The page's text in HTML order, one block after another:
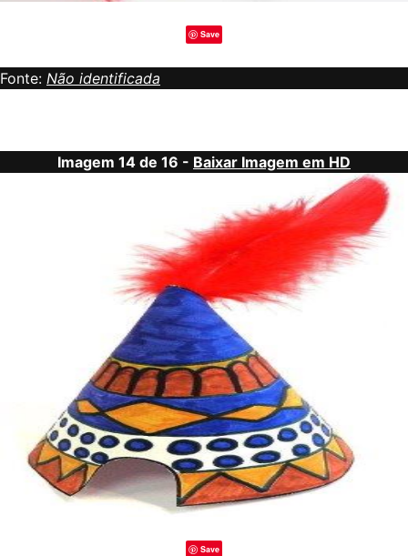
Save
Fonte: Não identificada
Imagem 14 de 16 - Baixar Imagem em HD
Save